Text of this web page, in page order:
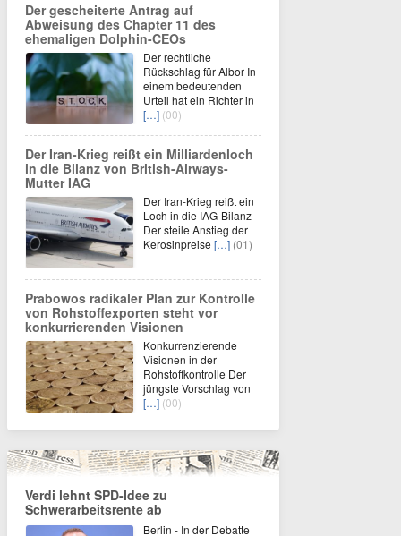
Der gescheiterte Antrag auf
Abweisung des Chapter 11 des
ehemaligen Dolphin-CEOs
Der rechtliche
Rückschlag für Albor In
einem bedeutenden
Urteil hat ein Richter in
[…] (00)
Der Iran-Krieg reißt ein Milliardenloch
in die Bilanz von British-Airways-
Mutter IAG
Der Iran-Krieg reißt ein
Loch in die IAG-Bilanz
Der steile Anstieg der
Kerosinpreise […] (01)
Prabowos radikaler Plan zur Kontrolle
von Rohstoffexporten steht vor
konkurrierenden Visionen
Konkurrenzierende
Visionen in der
Rohstoffkontrolle Der
jüngste Vorschlag von
[…] (00)
Verdi lehnt SPD-Idee zu
Schwerarbeitsrente ab
Berlin - In der Debatte